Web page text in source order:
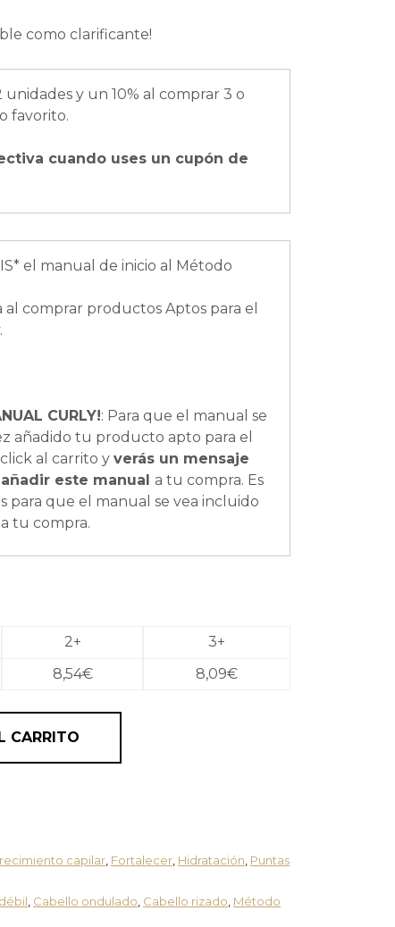
como clarificante!
y un 10% al comprar 3 o
favorito.
cuando uses un cupón de
el manual de inicio al Método
al comprar productos Aptos para el
CURLY!: Para que el manual se
añadido tu producto apto para el
al carrito y verás un mensaje
este manual a tu compra. Es
para que el manual se vea incluido
tu compra.
2+
3+
8,54€ 8,09€
con romero y aceite de batana Rosemary &
CARRITO
capilar, Fortalecer, Hidratación, Puntas
, Cabello ondulado, Cabello rizado, Método